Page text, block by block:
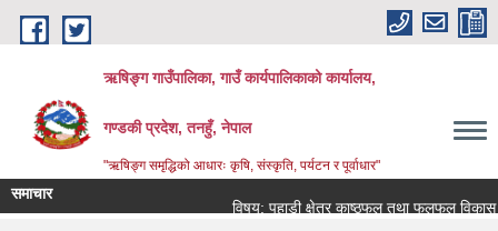
Skip to main content
ऋषिङ्ग गाउँपालिका, गाउँ कार्यपालिकाको कार्यालय,
गण्डकी प्रदेश, तनहुँ, नेपाल
"ऋषिङ्ग समृद्धिको आधारः कृषि, संस्कृति, पर्यटन र पूर्वाधार"
समाचार
विषय: पहाडी क्षेत्र काष्ठफल तथा फलफूल विकास